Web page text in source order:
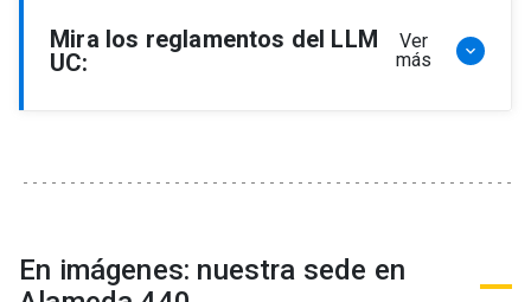
Mira los reglamentos del LLM
UC:
Ver
más
keyboard_arrow_down
Reglamento de Becas y Descuentos Programa
de Magíster en Derecho, LLM
En imágenes: nuestra sede en